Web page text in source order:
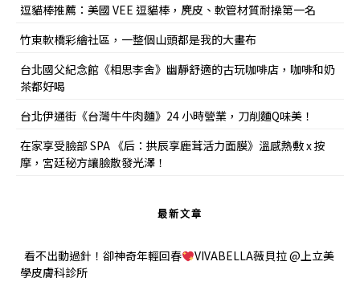
逗貓棒推薦：美國 VEE 逗貓棒，麂皮、軟管材質耐操第一名
竹東軟橋彩繪社區，一整個山頭都是我的大畫布
台北國父紀念館《相思李舍》幽靜舒適的古玩咖啡店，咖啡和奶
茶都好喝
台北伊通街《台灣牛牛肉麵》24 小時營業，刀削麵Q味美！
在家享受臉部 SPA 《后：拱辰享鹿茸活力面膜》溫感熱敷 x 按
摩，宮廷秘方讓臉散發光澤！
最新文章
看不出動過針！卻神奇年輕回春
VIVABELLA薇貝拉 @上立美
學皮膚科診所